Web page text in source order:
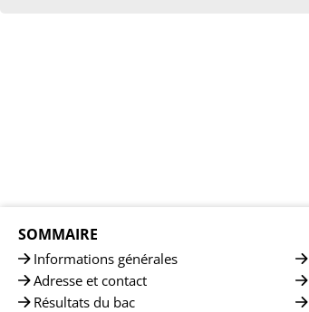
SOMMAIRE
Informations générales
Adresse et contact
Résultats du bac